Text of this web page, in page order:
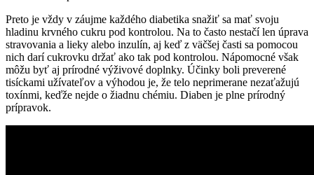
Preto je vždy v záujme každého diabetika snažiť sa mať svoju
hladinu krvného cukru pod kontrolou. Na to často nestačí len úprava
stravovania a lieky alebo inzulín, aj keď z väčšej časti sa pomocou
nich darí cukrovku držať ako tak pod kontrolou. Nápomocné však
môžu byť aj prírodné výživové doplnky. Účinky boli preverené
tisíckami užívateľov a výhodou je, že telo neprimerane nezaťažujú
toxínmi, keďže nejde o žiadnu chémiu. Diaben je plne prírodný
prípravok.